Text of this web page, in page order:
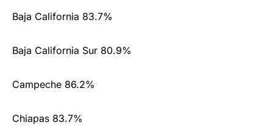
Baja California 83.7%
Baja California Sur 80.9%
Campeche 86.2%
Chiapas 83.7%